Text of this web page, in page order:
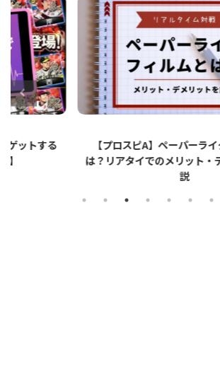
する
【プロスピA】ペーパーライクフ
は？リアタイでのメリット・デメ